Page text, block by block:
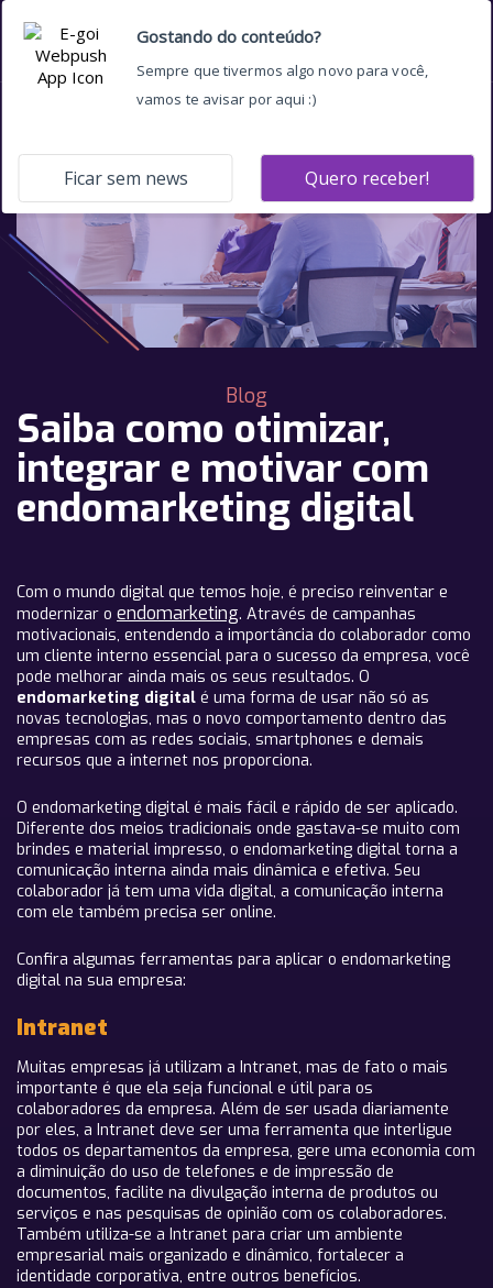
Blog
Saiba como otimizar,
integrar e motivar com
endomarketing digital
Com o mundo digital que temos hoje, é preciso reinventar e
modernizar o endomarketing. Através de campanhas
motivacionais, entendendo a importância do colaborador como
um cliente interno essencial para o sucesso da empresa, você
pode melhorar ainda mais os seus resultados. O
endomarketing digital é uma forma de usar não só as
novas tecnologias, mas o novo comportamento dentro das
empresas com as redes sociais, smartphones e demais
recursos que a internet nos proporciona.
O endomarketing digital é mais fácil e rápido de ser aplicado.
Diferente dos meios tradicionais onde gastava-se muito com
brindes e material impresso, o endomarketing digital torna a
comunicação interna ainda mais dinâmica e efetiva. Seu
colaborador já tem uma vida digital, a comunicação interna
com ele também precisa ser online.
Confira algumas ferramentas para aplicar o endomarketing
digital na sua empresa:
Intranet
Muitas empresas já utilizam a Intranet, mas de fato o mais
importante é que ela seja funcional e útil para os
colaboradores da empresa. Além de ser usada diariamente
por eles, a Intranet deve ser uma ferramenta que interligue
todos os departamentos da empresa, gere uma economia com
a diminuição do uso de telefones e de impressão de
documentos, facilite na divulgação interna de produtos ou
serviços e nas pesquisas de opinião com os colaboradores.
Também utiliza-se a Intranet para criar um ambiente
empresarial mais organizado e dinâmico, fortalecer a
identidade corporativa, entre outros benefícios.